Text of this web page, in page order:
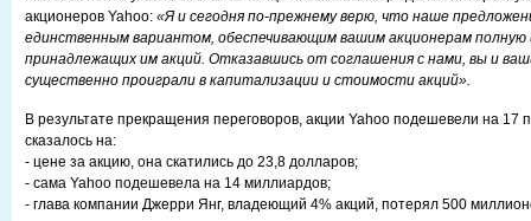
акционеров Yahoo: «Я и сегодня по-прежнему верю, что наше
единственным вариантом, обеспечивающим вашим акционерам полную
принадлежащих им акций. Отказавшись от соглашения с нами, вы и
существенно проиграли в капитализации и стоимости акций».
В результате прекращения переговоров, акции Yahoo подешевели на 17
сказалось на:
- цене за акцию, она скатились до 23,8 долларов;
- сама Yahoо подешевела на 14 миллиардов;
- глава компании Джерри Янг, владеющий 4% акций, потерял 500